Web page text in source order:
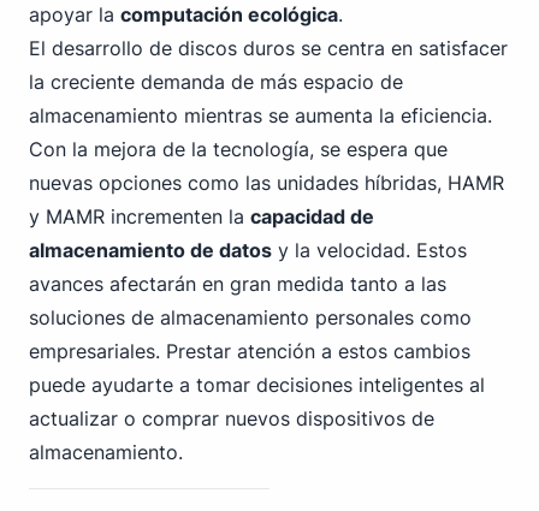
apoyar la computación ecológica.
El desarrollo de discos duros se centra en satisfacer
la creciente demanda de más espacio de
almacenamiento mientras se aumenta la eficiencia.
Con la mejora de la tecnología, se espera que
nuevas opciones como las unidades híbridas, HAMR
y MAMR incrementen la capacidad de
almacenamiento de datos y la velocidad. Estos
avances afectarán en gran medida tanto a las
soluciones de almacenamiento personales como
empresariales. Prestar atención a estos cambios
puede ayudarte a tomar decisiones inteligentes al
actualizar o comprar nuevos dispositivos de
almacenamiento.